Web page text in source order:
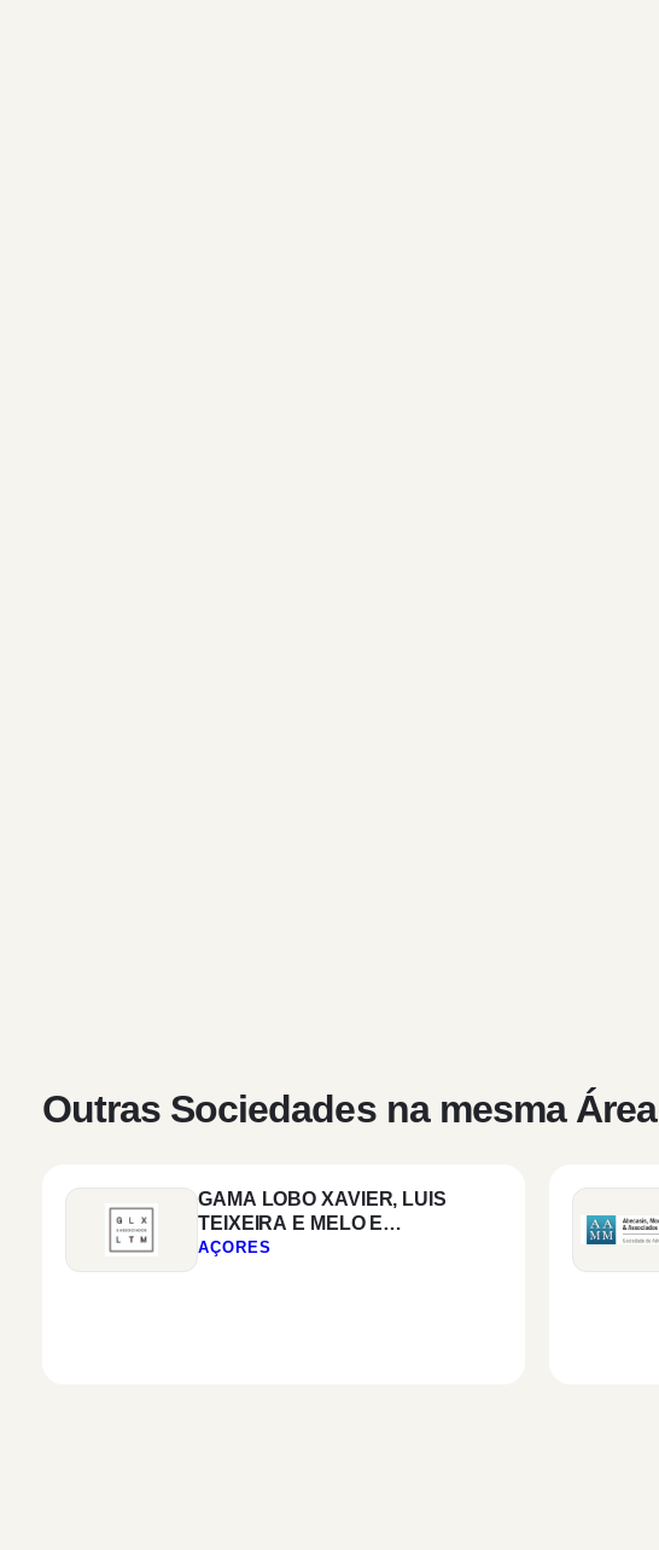
Outras Sociedades na mesma Área
GAMA LOBO XAVIER, LUIS
TEIXEIRA E MELO E
ASSOCIADOS
AÇORES